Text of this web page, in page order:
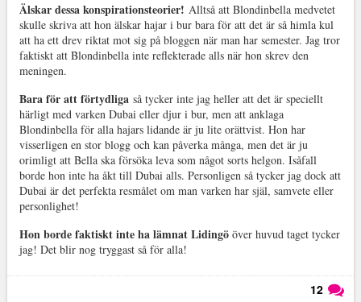
Älskar dessa konspirationsteorier! Alltså att Blondinbella medvetet
skulle skriva att hon älskar hajar i bur bara för att det är så himla kul
att ha ett drev riktat mot sig på bloggen när man har semester. Jag tror
faktiskt att Blondinbella inte reflekterade alls när hon skrev den
meningen.
Bara för att förtydliga så tycker inte jag heller att det är speciellt
härligt med varken Dubai eller djur i bur, men att anklaga
Blondinbella för alla hajars lidande är ju lite orättvist. Hon har
visserligen en stor blogg och kan påverka många, men det är ju
orimligt att Bella ska försöka leva som något sorts helgon. Isåfall
borde hon inte ha åkt till Dubai alls. Personligen så tycker jag dock att
Dubai är det perfekta resmålet om man varken har själ, samvete eller
personlighet!
Hon borde faktiskt inte ha lämnat Lidingööver huvud taget tycker
jag! Det blir nog tryggast så för alla!
12